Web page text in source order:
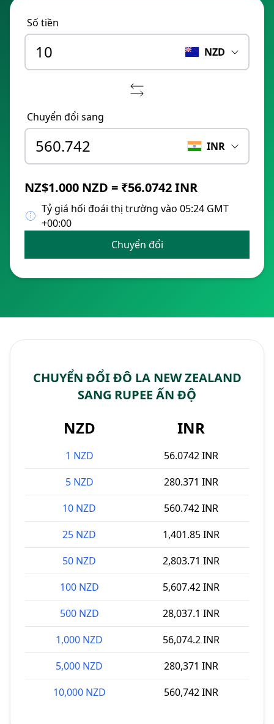
Số tiền
NZD
Chuyển đổi sang
INR
NZ$1.000 NZD = ₹56.0742 INR
Tỷ giá hối đoái thị trường vào 05:24 GMT
+00:00
Chuyển đổi
CHUYỂN ĐỔI ĐÔ LA NEW ZEALAND
SANG RUPEE ẤN ĐỘ
NZD INR
1 NZD
56.0742 INR
5 NZD
280.371 INR
10 NZD
560.742 INR
25 NZD
1,401.85 INR
50 NZD
2,803.71 INR
100 NZD
5,607.42 INR
500 NZD
28,037.1 INR
1,000 NZD
56,074.2 INR
5,000 NZD
280,371 INR
10,000 NZD
560,742 INR